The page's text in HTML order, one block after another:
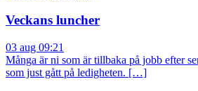
Veckans luncher
03 aug 09:21
Många är ni som är tillbaka på jobb efter
som just gått på ledigheten. […]